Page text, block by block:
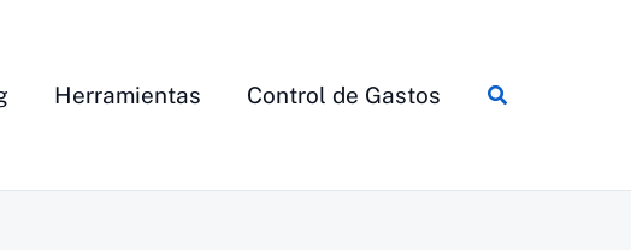
Herramientas Control de Gastos Buscar